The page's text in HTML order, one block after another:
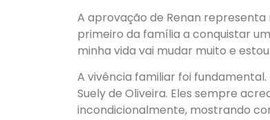
A aprovação de Renan representa
primeiro da família a conquistar
minha vida vai mudar muito e
A vivência familiar foi
Suely de Oliveira. Eles sempre
incondicionalmente, mostrando